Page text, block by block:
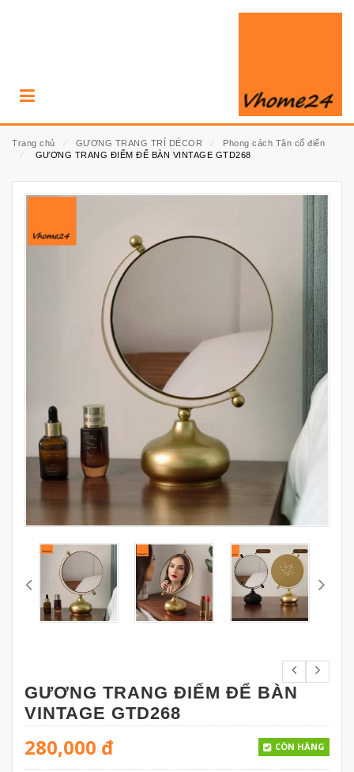
Trang chủ ⁄ GƯƠNG TRANG TRÍ DÉCOR ⁄
Phong cách Tân cổ điển
⁄
GƯƠNG TRANG ĐIỂM ĐỂ BÀN VINTAGE GTD268
GƯƠNG TRANG ĐIỂM ĐỂ BÀN
VINTAGE GTD268
280,000 đ CÒN HÀNG